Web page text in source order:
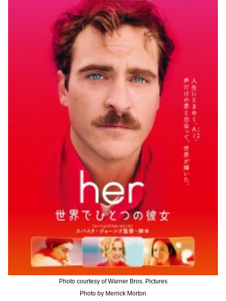
Photo courtesy of Warner Bros. Pictures
Photo by Merrick Morton